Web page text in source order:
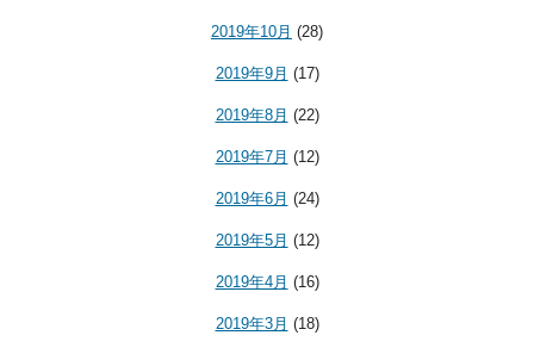
2019年10月 (28)
2019年9月 (17)
2019年8月 (22)
2019年7月 (12)
2019年6月 (24)
2019年5月 (12)
2019年4月 (16)
2019年3月 (18)